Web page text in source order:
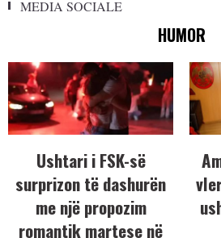
MEDIA SOCIALE
HUMOR
Ushtari i FSK-së
surprizon të dashurën
me një propozim
romantik martese në